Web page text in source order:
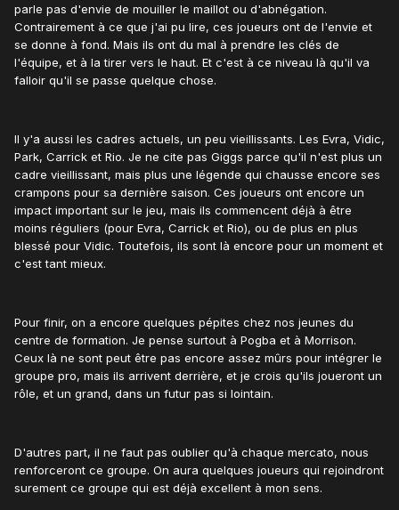
parle pas d'envie de mouiller le maillot ou d'abnégation.
Contrairement à ce que j'ai pu lire, ces joueurs ont de l'envie et
se donne à fond. Mais ils ont du mal à prendre les clés de
l'équipe, et à la tirer vers le haut. Et c'est à ce niveau là qu'il va
falloir qu'il se passe quelque chose.
Il y'a aussi les cadres actuels, un peu vieillissants. Les Evra, Vidic,
Park, Carrick et Rio. Je ne cite pas Giggs parce qu'il n'est plus un
cadre vieillissant, mais plus une légende qui chausse encore ses
crampons pour sa dernière saison. Ces joueurs ont encore un
impact important sur le jeu, mais ils commencent déjà à être
moins réguliers (pour Evra, Carrick et Rio), ou de plus en plus
blessé pour Vidic. Toutefois, ils sont là encore pour un moment et
c'est tant mieux.
Pour finir, on a encore quelques pépites chez nos jeunes du
centre de formation. Je pense surtout à Pogba et à Morrison.
Ceux là ne sont peut être pas encore assez mûrs pour intégrer le
groupe pro, mais ils arrivent derrière, et je crois qu'ils joueront un
rôle, et un grand, dans un futur pas si lointain.
D'autres part, il ne faut pas oublier qu'à chaque mercato, nous
renforceront ce groupe. On aura quelques joueurs qui rejoindront
surement ce groupe qui est déjà excellent à mon sens.